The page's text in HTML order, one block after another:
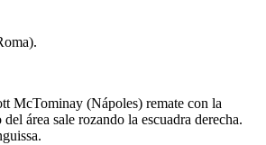
McTominay (Nápoles) remate con la
área sale rozando la escuadra derecha.